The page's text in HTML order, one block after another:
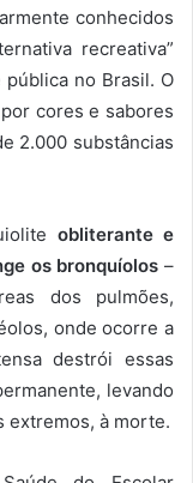
conhecidos
recreativa”
no Brasil. O
cores e sabores
2.000 substâncias
obliterante e
os bronquíolos –
dos pulmões,
onde ocorre a
destrói essas
levando
extremos, à morte.